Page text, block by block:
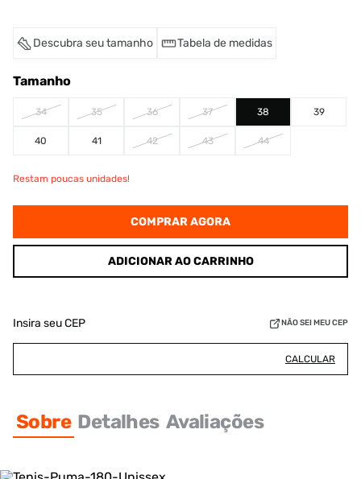
Descubra seu tamanho Tabela de medidas
Tamanho
34 35 36 37 38 39
40 41 42 43 44
Restam poucas unidades!
COMPRAR AGORA
ADICIONAR AO CARRINHO
Insira seu CEP NÃO SEI MEU CEP
CALCULAR
Sobre Detalhes Avaliações